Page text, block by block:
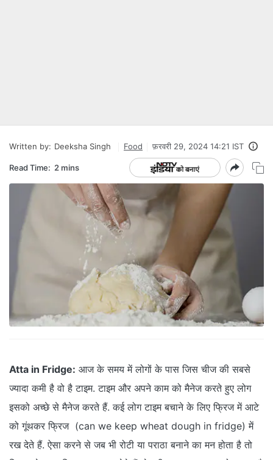
Written by: Deeksha Singh Food फ़रवरी 29, 2024 14:21 IST
Read Time: 2 mins
Atta in Fridge: आज के समय में लोगों के पास जिस चीज की सबसे
ज्यादा कमी है वो है टाइम. टाइम और अपने काम को मैनेज करते हुए लोग
इसको अच्छे से मैनेज करते हैं. कई लोग टाइम बचाने के लिए फ्रिज में आटे
को गूंथकर फ्रिज (can we keep wheat dough in fridge) में
रख देते हैं. ऐसा करने से जब भी रोटी या पराठा बनाने का मन होता है तो